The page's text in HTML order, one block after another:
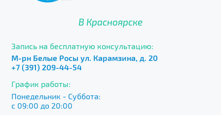
В Красноярске
Запись на бесплатную консультацию:
М-рн Белые Росы ул. Карамзина, д. 20
+7 (391) 209-44-54
График работы:
Понедельник - Суббота:
с 09:00 до 20:00